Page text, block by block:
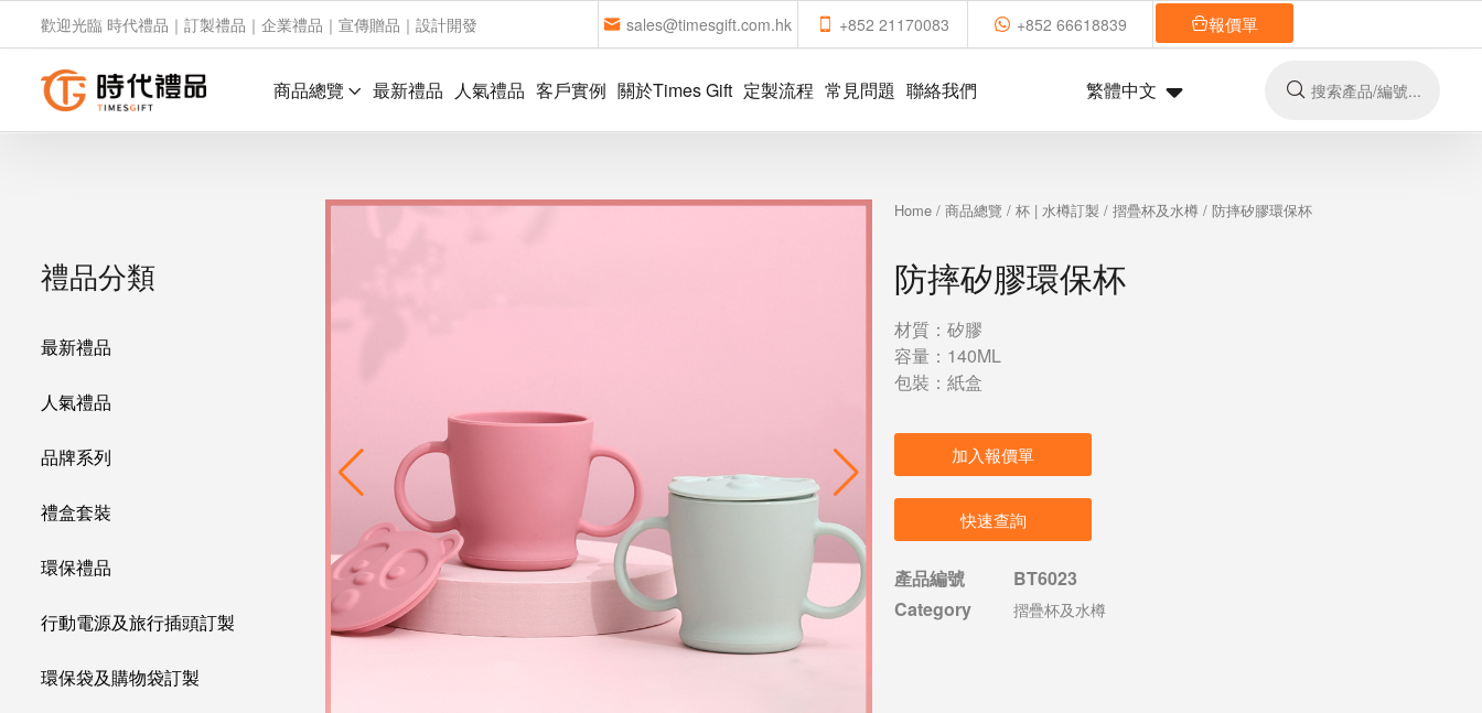
歡迎光臨 時代禮品｜訂製禮品｜企業禮品｜宣傳贈品｜設計開發 sales@timesgift.com.hk +852 21170083 +852 66618839 報價單
商品總覽 最新禮品 人氣禮品 客戶實例 關於Times Gift 定製流程 常見問題 聯絡我們 繁體中文
禮品分類
最新禮品
人氣禮品
品牌系列
禮盒套裝
環保禮品
行動電源及旅行插頭訂製
環保袋及購物袋訂製
Home /商品總覽 /杯 | 水樽訂製 /摺疊杯及水樽 / 防摔矽膠環保杯
防摔矽膠環保杯
材質：矽膠
容量：140ML
包裝：紙盒
加入報價單
快速查詢
產品編號
BT6023
Category
摺疊杯及水樽